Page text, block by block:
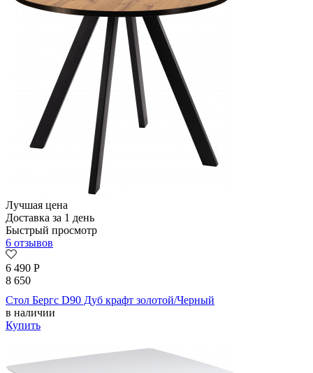
Лучшая цена
Доставка за 1 день
Быстрый просмотр
6 отзывов
6 490 Р
8 650
Стол Бергс D90 Дуб крафт золотой/Черный
в наличии
Купить